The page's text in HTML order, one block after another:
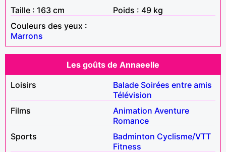
Taille : 163 cm
Poids : 49 kg
Couleurs des yeux :
Marrons
Les goûts de Annaeelle
Loisirs
Balade Soirées entre amis
Télévision
Films
Animation Aventure
Romance
Sports
Badminton Cyclisme/VTT
Fitness